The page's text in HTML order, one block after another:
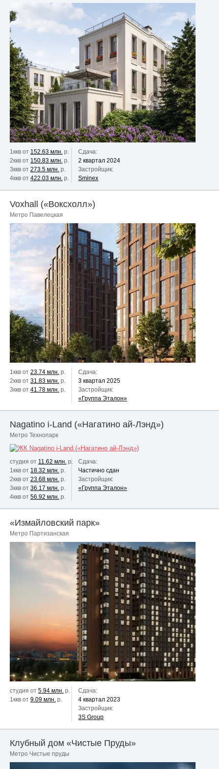
1ккв от 152.63 млн. р.
2ккв от 150.83 млн. р.
3ккв от 273.5 млн. р.
4ккв от 422.03 млн. р.
Сдача:
2 квартал 2024
Застройщик:
Sminex
Voxhall («Воксхолл»)
Метро Павелецкая
1ккв от 23.74 млн. р.
2ккв от 31.83 млн. р.
3ккв от 41.78 млн. р.
Сдача:
3 квартал 2025
Застройщик:
«Группа Эталон»
Nagatino i-Land («Нагатино ай-Лэнд»)
Метро Технопарк
студия от 11.62 млн. р.
1ккв от 18.32 млн. р.
2ккв от 23.68 млн. р.
3ккв от 36.17 млн. р.
4ккв от 56.92 млн. р.
Сдача:
Частично сдан
Застройщик:
«Группа Эталон»
«Измайловский парк»
Метро Партизанская
студия от 5.94 млн. р.
1ккв от 9.09 млн. р.
Сдача:
4 квартал 2023
Застройщик:
3S Grouр
Клубный дом «Чистые Пруды»
Метро Чистые пруды